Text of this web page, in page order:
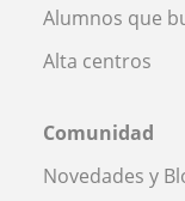
Alumnos que
Alta centros
Comunidad
Novedades y